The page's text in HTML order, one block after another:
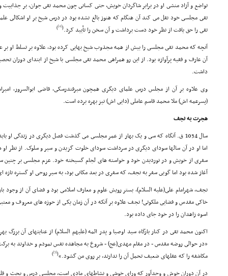
تواضع و آزاد منشى او در برابر شاگردان خویش، حتى کسانى چون محمد تقى جوان، بر
تقى مجلسى خود نقل مى کند آن هنگام که هنوز بالغ نشده بود در درس شیخ بر او اشکالى
تقى را حق یافت از نظر خود دست برداشت و آن سخن را تأیید کرد.(
[4]
)
آنچه که محمد تقى مجلسى را بیش از همه مجذوب شیخ بهایى کرده بود، علاوه بر تسلط او
آن عارف و فقیه پرآوازه بود. از این رو همراهى محمد تقى مجلسى با شیخ از ابتداى دوران
داشت.
وى علاوه بر آن از مجلس درس علماى دیگرى همچون میرفندرسکى، قاضى ابوالسرور،
(پسرعمه اش) ملا محمد قاسم عاملى (دایى اش) نیز بهره برده است.
هجرت به نجف
سال 1034 ق. آنگاه که سى و یک بهار از عمر مجلسى مى گذشت فصل دیگرى در زندگى او
اما او در آن سالها سوداى دیگرى در سرداشت سوداى خلوت گزیدن و سیر و سلوک. از نظر او
سفرى از خویش و در نوردیدن خود و خواسته هاى لجام گسیخته خود. عزم مجلسى بر چنین
آغاز شده بود اما گویى سفر به نجف، که سفرى در بعد مکانى بود، به سیر روحى او گستره تازه
نجف، شهرامام على(علیه السلام)، بستر رویش علوم و معارف اسلامى بود و فضاى آن از
خاکى مقدس و فضایى ملکوتى! نجف علاوه بر آنکه در آن زمان یکى از حوزه هاى معروف و
اسوه زاهدان را در خود جاى داده بود.
اکنون محمد تقى در کنار بارگاه سید اوصیا و پدر ائمه (علیهم السلام) از عنایتهاى آن
«در حوالى روضه مقدس - در مقام مهدى(عج) - شروع به مجاهده نفس نمودم و خداوند به برکت
مکاشفه را که عقلهاى ضعیف تحمل آن را ندارند، بر روى من گشود.»(
[5]
)
در آن دوران خوش و وجدآور که وراى خوشى و نشاطهاى مادى است، مجلسى درس و بحث و